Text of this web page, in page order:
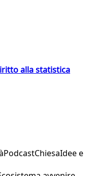
alla statistica
PodcastChiesaIdee e